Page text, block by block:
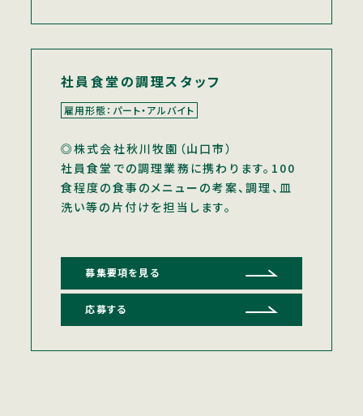
社員食堂の調理スタッフ
雇用形態：パート・アルバイト
◎株式会社秋川牧園（山口市）
社員食堂での調理業務に携わります。100
食程度の食事のメニューの考案、調理、皿
洗い等の片付けを担当します。
募集要項を見る
応募する